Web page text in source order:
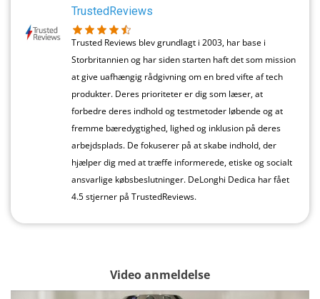
TrustedReviews
Trusted Reviews blev grundlagt i 2003, har base i
Storbritannien og har siden starten haft det som mission
at give uafhængig rådgivning om en bred vifte af tech
produkter. Deres prioriteter er dig som læser, at
forbedre deres indhold og testmetoder løbende og at
fremme bæredygtighed, lighed og inklusion på deres
arbejdsplads. De fokuserer på at skabe indhold, der
hjælper dig med at træffe informerede, etiske og socialt
ansvarlige købsbeslutninger. DeLonghi Dedica har fået
4.5 stjerner på TrustedReviews.
Video anmeldelse